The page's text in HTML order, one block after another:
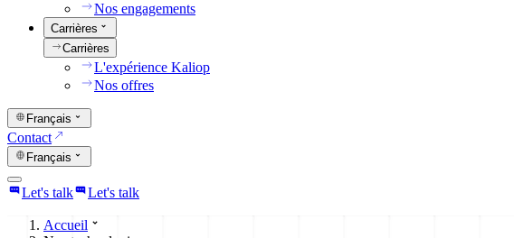
Nos engagements
Carrières
Carrières
L'expérience Kaliop
Nos offres
Français
Contact
Français
Let's talk Let's talk
Accueil